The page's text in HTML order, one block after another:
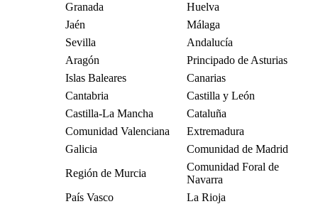
Granada
Huelva
Jaén
Málaga
Sevilla
Andalucía
Aragón
Principado de Asturias
Islas Baleares
Canarias
Cantabria
Castilla y León
Castilla-La Mancha
Cataluña
Comunidad Valenciana
Extremadura
Galicia
Comunidad de Madrid
Región de Murcia
Comunidad Foral de
Navarra
País Vasco
La Rioja